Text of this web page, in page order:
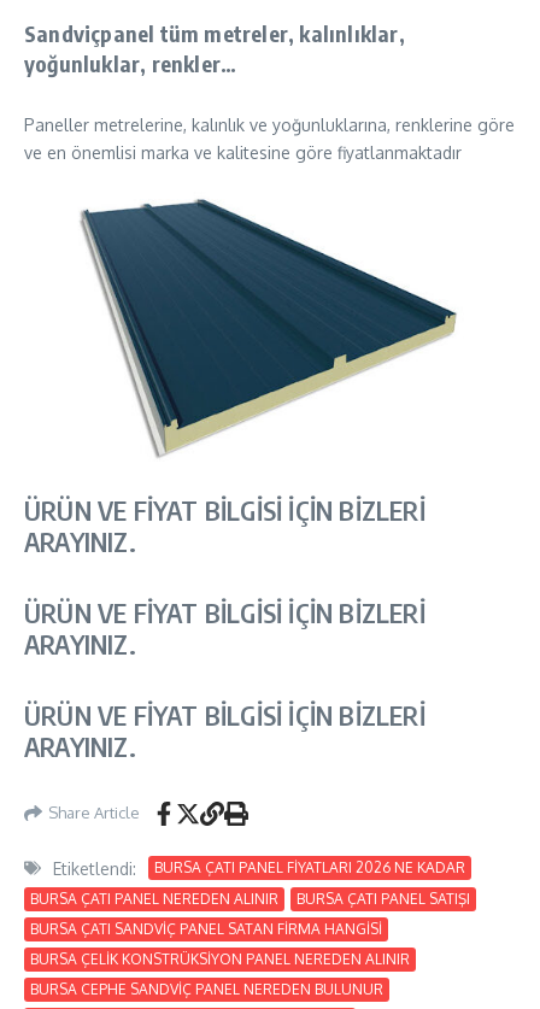
Sandviçpanel tüm metreler, kalınlıklar,
yoğunluklar, renkler…
Paneller metrelerine, kalınlık ve yoğunluklarına, renklerine göre
ve en önemlisi marka ve kalitesine göre fiyatlanmaktadır
ÜRÜN VE FİYAT BİLGİSİ İÇİN BİZLERİ
ARAYINIZ.
ÜRÜN VE FİYAT BİLGİSİ İÇİN BİZLERİ
ARAYINIZ.
ÜRÜN VE FİYAT BİLGİSİ İÇİN BİZLERİ
ARAYINIZ.
Share Article
Etiketlendi:
BURSA ÇATI PANEL FİYATLARI 2026 NE KADAR
BURSA ÇATI PANEL NEREDEN ALINIR
BURSA ÇATI PANEL SATIŞI
BURSA ÇATI SANDVİÇ PANEL SATAN FİRMA HANGİSİ
BURSA ÇELİK KONSTRÜKSİYON PANEL NEREDEN ALINIR
BURSA CEPHE SANDVİÇ PANEL NEREDEN BULUNUR